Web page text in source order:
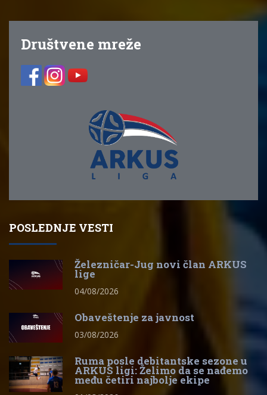
Društvene mreže
POSLEDNJE VESTI
Železničar-Jug novi član ARKUS
lige
04/08/2026
Obaveštenje za javnost
03/08/2026
Ruma posle debitantske sezone u
ARKUS ligi: Želimo da se nađemo
među četiri najbolje ekipe